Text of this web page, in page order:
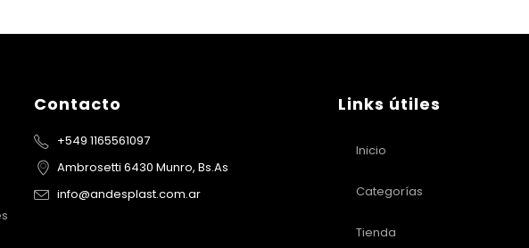
Contacto
+549 1165561097
Ambrosetti 6430 Munro, Bs.As
info@andesplast.com.ar
Links útiles
Inicio
Categorías
Tienda